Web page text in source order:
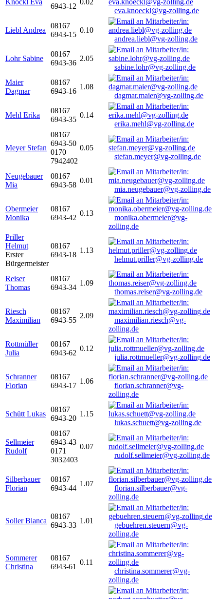
Knöckl Eva
6943-12
0.02
eva.knoeckl@vg-zolling.de
Liebl Andrea
08167
6943-15
0.10
andrea.liebl@vg-zolling.de
Lohr Sabine
08167
6943-36
2.05
sabine.lohr@vg-zolling.de
Maier
Dagmar
08167
6943-16
1.08
dagmar.maier@vg-zolling.de
Mehl Erika
08167
6943-35
0.14
erika.mehl@vg-zolling.de
Meyer Stefan
08167
6943-50
0170
7942402
0.05
stefan.meyer@vg-zolling.de
Neugebauer
Mia
08167
6943-58
0.01
mia.neugebauer@vg-zolling.de
Obermeier
Monika
08167
6943-42
0.13
monika.obermeier@vg-
zolling.de
Priller
Helmut
Erster
Bürgermeister
08167
6943-18
1.13
helmut.priller@vg-zolling.de
Reiser
Thomas
08167
6943-34
1.09
thomas.reiser@vg-zolling.de
Riesch
Maximilian
08167
6943-55
2.09
maximilian.riesch@vg-
zolling.de
Rottmüller
Julia
08167
6943-62
0.12
julia.rottmueller@vg-zolling.de
Schranner
Florian
08167
6943-17
1.06
florian.schranner@vg-
zolling.de
Schütt Lukas
08167
6943-20
1.15
lukas.schuett@vg-zolling.de
Sellmeier
Rudolf
08167
6943-43
0171
3032403
0.07
rudolf.sellmeier@vg-zolling.de
Silberbauer
Florian
08167
6943-44
1.07
florian.silberbauer@vg-
zolling.de
Soller Bianca
08167
6943-33
1.01
gebuehren.steuern@vg-
zolling.de
Sommerer
Christina
08167
6943-61
0.11
christina.sommerer@vg-
zolling.de